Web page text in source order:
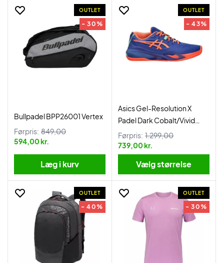
OUTLET
- 30%
Bullpadel BPP26001 Vertex
Førpris: 849,00
594,00 kr.
Læg i kurv
OUTLET
- 43%
Asics Gel-Resolution X
Padel Dark Cobalt/Vivid
Coral
Førpris: 1.299,00
739,00 kr.
Vælg størrelse
OUTLET
- 40%
OUTLET
- 30%